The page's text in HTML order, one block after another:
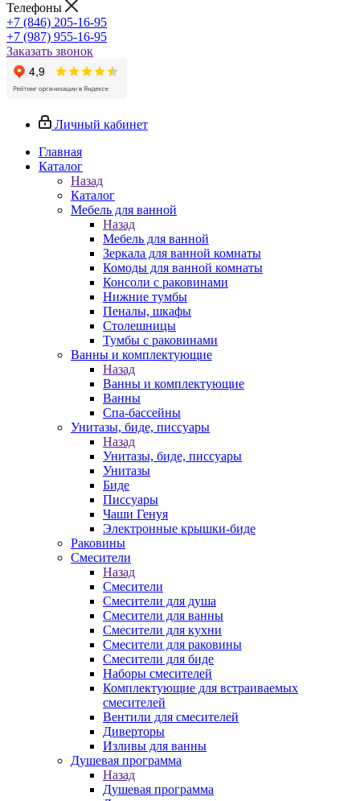
Телефоны
+7 (846) 205-16-95
+7 (987) 955-16-95
Заказать звонок
Личный кабинет
Главная
Каталог
Назад
Каталог
Мебель для ванной
Назад
Мебель для ванной
Зеркала для ванной комнаты
Комоды для ванной комнаты
Консоли с раковинами
Нижние тумбы
Пеналы, шкафы
Столешницы
Тумбы с раковинами
Ванны и комплектующие
Назад
Ванны и комплектующие
Ванны
Спа-бассейны
Унитазы, биде, писсуары
Назад
Унитазы, биде, писсуары
Унитазы
Биде
Писсуары
Чаши Генуя
Электронные крышки-биде
Раковины
Смесители
Назад
Смесители
Смесители для душа
Смесители для ванны
Смесители для кухни
Смесители для раковины
Смесители для биде
Наборы смесителей
Комплектующие для встраиваемых
смесителей
Вентили для смесителей
Диверторы
Изливы для ванны
Душевая программа
Назад
Душевая программа